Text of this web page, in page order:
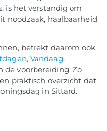
is het verstandig om
noodzaak, haalbaarheid
betrekt daarom ook
, Vandaag,
de voorbereiding. Zo
praktisch overzicht dat
in Sittard.